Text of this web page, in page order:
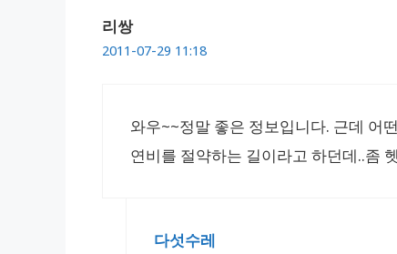
리쌍
2011-07-29 11:18
와우~~정말 좋은 정보입니다. 근데 어
연비를 절약하는 길이라고 하던데..좀
다섯수레